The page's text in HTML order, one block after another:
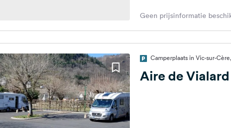
Geen prijsinformatie
Camperplaats in Vic-sur-
Aire de Vialard